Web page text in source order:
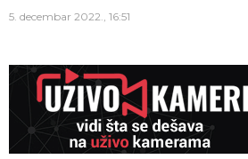
5. decembar 2022., 16:51